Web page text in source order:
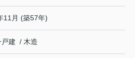
11月 (築57年)
戸建 / 木造